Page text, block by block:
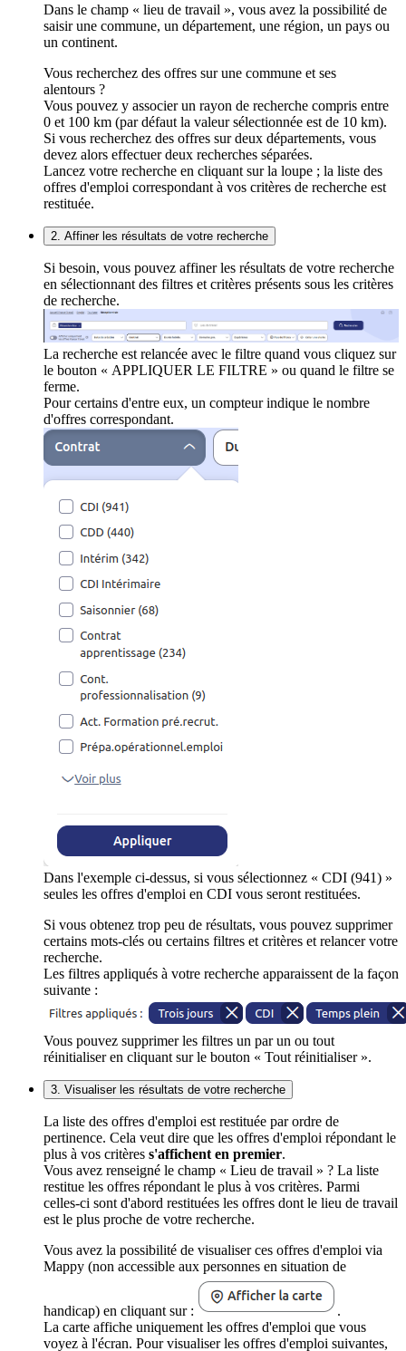
Dans le champ « lieu de travail », vous avez la possibilité de
saisir une commune, un département, une région, un pays ou
un continent.
Vous recherchez des offres sur une commune et ses
alentours ?
Vous pouvez y associer un rayon de recherche compris entre
0 et 100 km (par défaut la valeur sélectionnée est de 10 km).
Si vous recherchez des offres sur deux départements, vous
devez alors effectuer deux recherches séparées.
Lancez votre recherche en cliquant sur la loupe ; la liste des
offres d'emploi correspondant à vos critères de recherche est
restituée.
2. Affiner les résultats de votre recherche
Si besoin, vous pouvez affiner les résultats de votre recherche
en sélectionnant des filtres et critères présents sous les critères
de recherche.
La recherche est relancée avec le filtre quand vous cliquez sur
le bouton « APPLIQUER LE FILTRE » ou quand le filtre se
ferme.
Pour certains d'entre eux, un compteur indique le nombre
d'offres correspondant.
Dans l'exemple ci-dessus, si vous sélectionnez « CDI (941) »
seules les offres d'emploi en CDI vous seront restituées.
Si vous obtenez trop peu de résultats, vous pouvez supprimer
certains mots-clés ou certains filtres et critères et relancer votre
recherche.
Les filtres appliqués à votre recherche apparaissent de la façon
suivante :
Vous pouvez supprimer les filtres un par un ou tout
réinitialiser en cliquant sur le bouton « Tout réinitialiser ».
3. Visualiser les résultats de votre recherche
La liste des offres d'emploi est restituée par ordre de
pertinence. Cela veut dire que les offres d'emploi répondant le
plus à vos critères s'affichent en premier.
Vous avez renseigné le champ « Lieu de travail » ? La liste
restitue les offres répondant le plus à vos critères. Parmi
celles-ci sont d'abord restituées les offres dont le lieu de travail
est le plus proche de votre recherche.
Vous avez la possibilité de visualiser ces offres d'emploi via
Mappy (non accessible aux personnes en situation de
handicap) en cliquant sur :
.
La carte affiche uniquement les offres d'emploi que vous
voyez à l'écran. Pour visualiser les offres d'emploi suivantes,